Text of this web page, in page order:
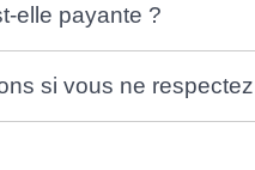
elle payante ?
si vous ne